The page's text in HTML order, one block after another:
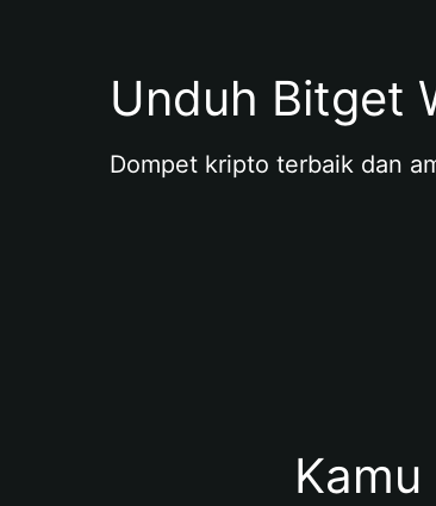
Unduh Bitget
Dompet kripto terbaik dan